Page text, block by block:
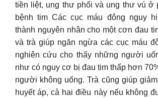
tiền liệt, ung thư phổi và ung thư vú ở
bệnh tim Các cục máu đông nguy
thành nguyên nhân cho một cơn đau
và trà giúp ngăn ngừa các cục máu
nghiên cứu cho thấy những người
như có nguy cơ bị đau tim thấp hơn
người không uống. Trà cũng giúp
huyết áp, cả hai điều này nếu không